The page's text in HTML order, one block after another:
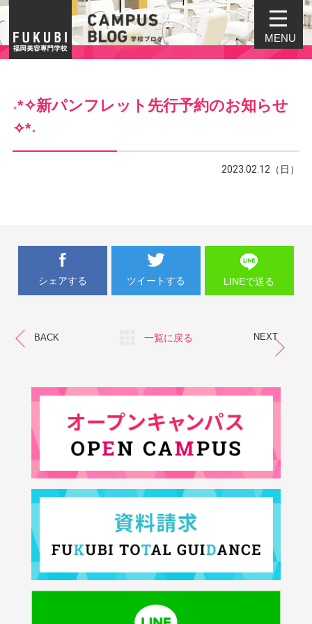
MENU
˖*✧︎新パンフレット先行予約のお知らせ
✧︎*˖
2023.02.12（日）
シェアする ツイートする LINEで送る
BACK 一覧に戻る NEXT